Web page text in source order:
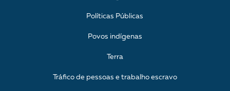
Políticas Públicas
Povos indígenas
Terra
Tráfico de pessoas e trabalho escravo